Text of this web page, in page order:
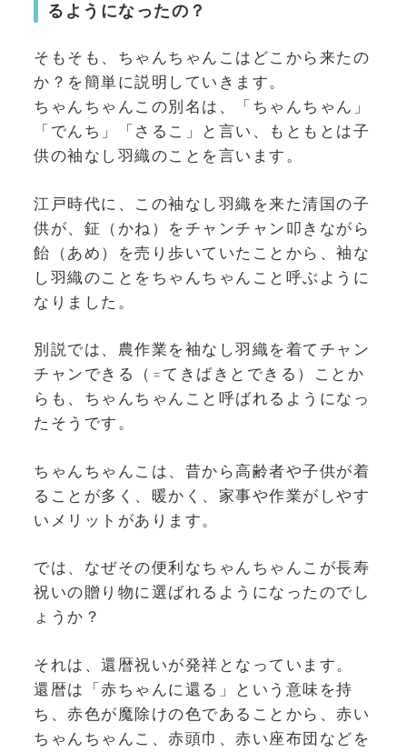
るようになったの？
そもそも、ちゃんちゃんこはどこから来たの
か？を簡単に説明していきます。
ちゃんちゃんこの別名は、「ちゃんちゃん」
「でんち」「さるこ」と言い、もともとは子
供の袖なし羽織のことを言います。
江戸時代に、この袖なし羽織を来た清国の子
供が、鉦（かね）をチャンチャン叩きながら
飴（あめ）を売り歩いていたことから、袖な
し羽織のことをちゃんちゃんこと呼ぶように
なりました。
別説では、農作業を袖なし羽織を着てチャン
チャンできる（=てきばきとできる）ことか
らも、ちゃんちゃんこと呼ばれるようになっ
たそうです。
ちゃんちゃんこは、昔から高齢者や子供が着
ることが多く、暖かく、家事や作業がしやす
いメリットがあります。
では、なぜその便利なちゃんちゃんこが長寿
祝いの贈り物に選ばれるようになったのでし
ょうか？
それは、還暦祝いが発祥となっています。
還暦は「赤ちゃんに還る」という意味を持
ち、赤色が魔除けの色であることから、赤い
ちゃんちゃんこ、赤頭巾、赤い座布団などを